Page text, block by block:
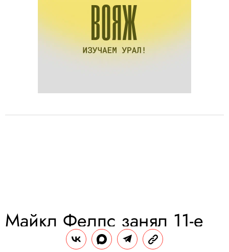
Майкл Фелпс занял 11-е